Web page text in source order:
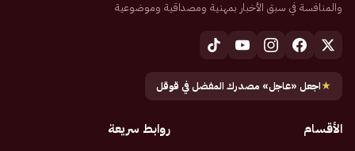
والمنافسة في سبق الأخبار بمهنية ومصداقية وموضوعية
★اجعل «عاجل» مصدرك المفضل في قوقل
الأقسام روابط سريعة